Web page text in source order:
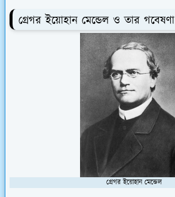
গ্রেগর ইয়োহান মেন্ডেল ও তার গবেষণা
গ্রেগর ইয়োহান মেন্ডেল